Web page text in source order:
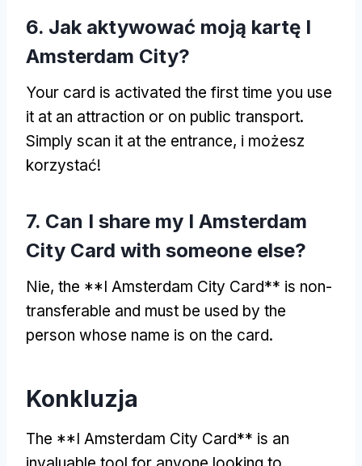
6. Jak aktywować moją kartę I
Amsterdam City?
Your card is activated the first time you use
it at an attraction or on public transport.
Simply scan it at the entrance, i możesz
korzystać!
7. Can I share my I Amsterdam
City Card with someone else?
Nie, the **I Amsterdam City Card** is non-
transferable and must be used by the
person whose name is on the card.
Konkluzja
The **I Amsterdam City Card** is an